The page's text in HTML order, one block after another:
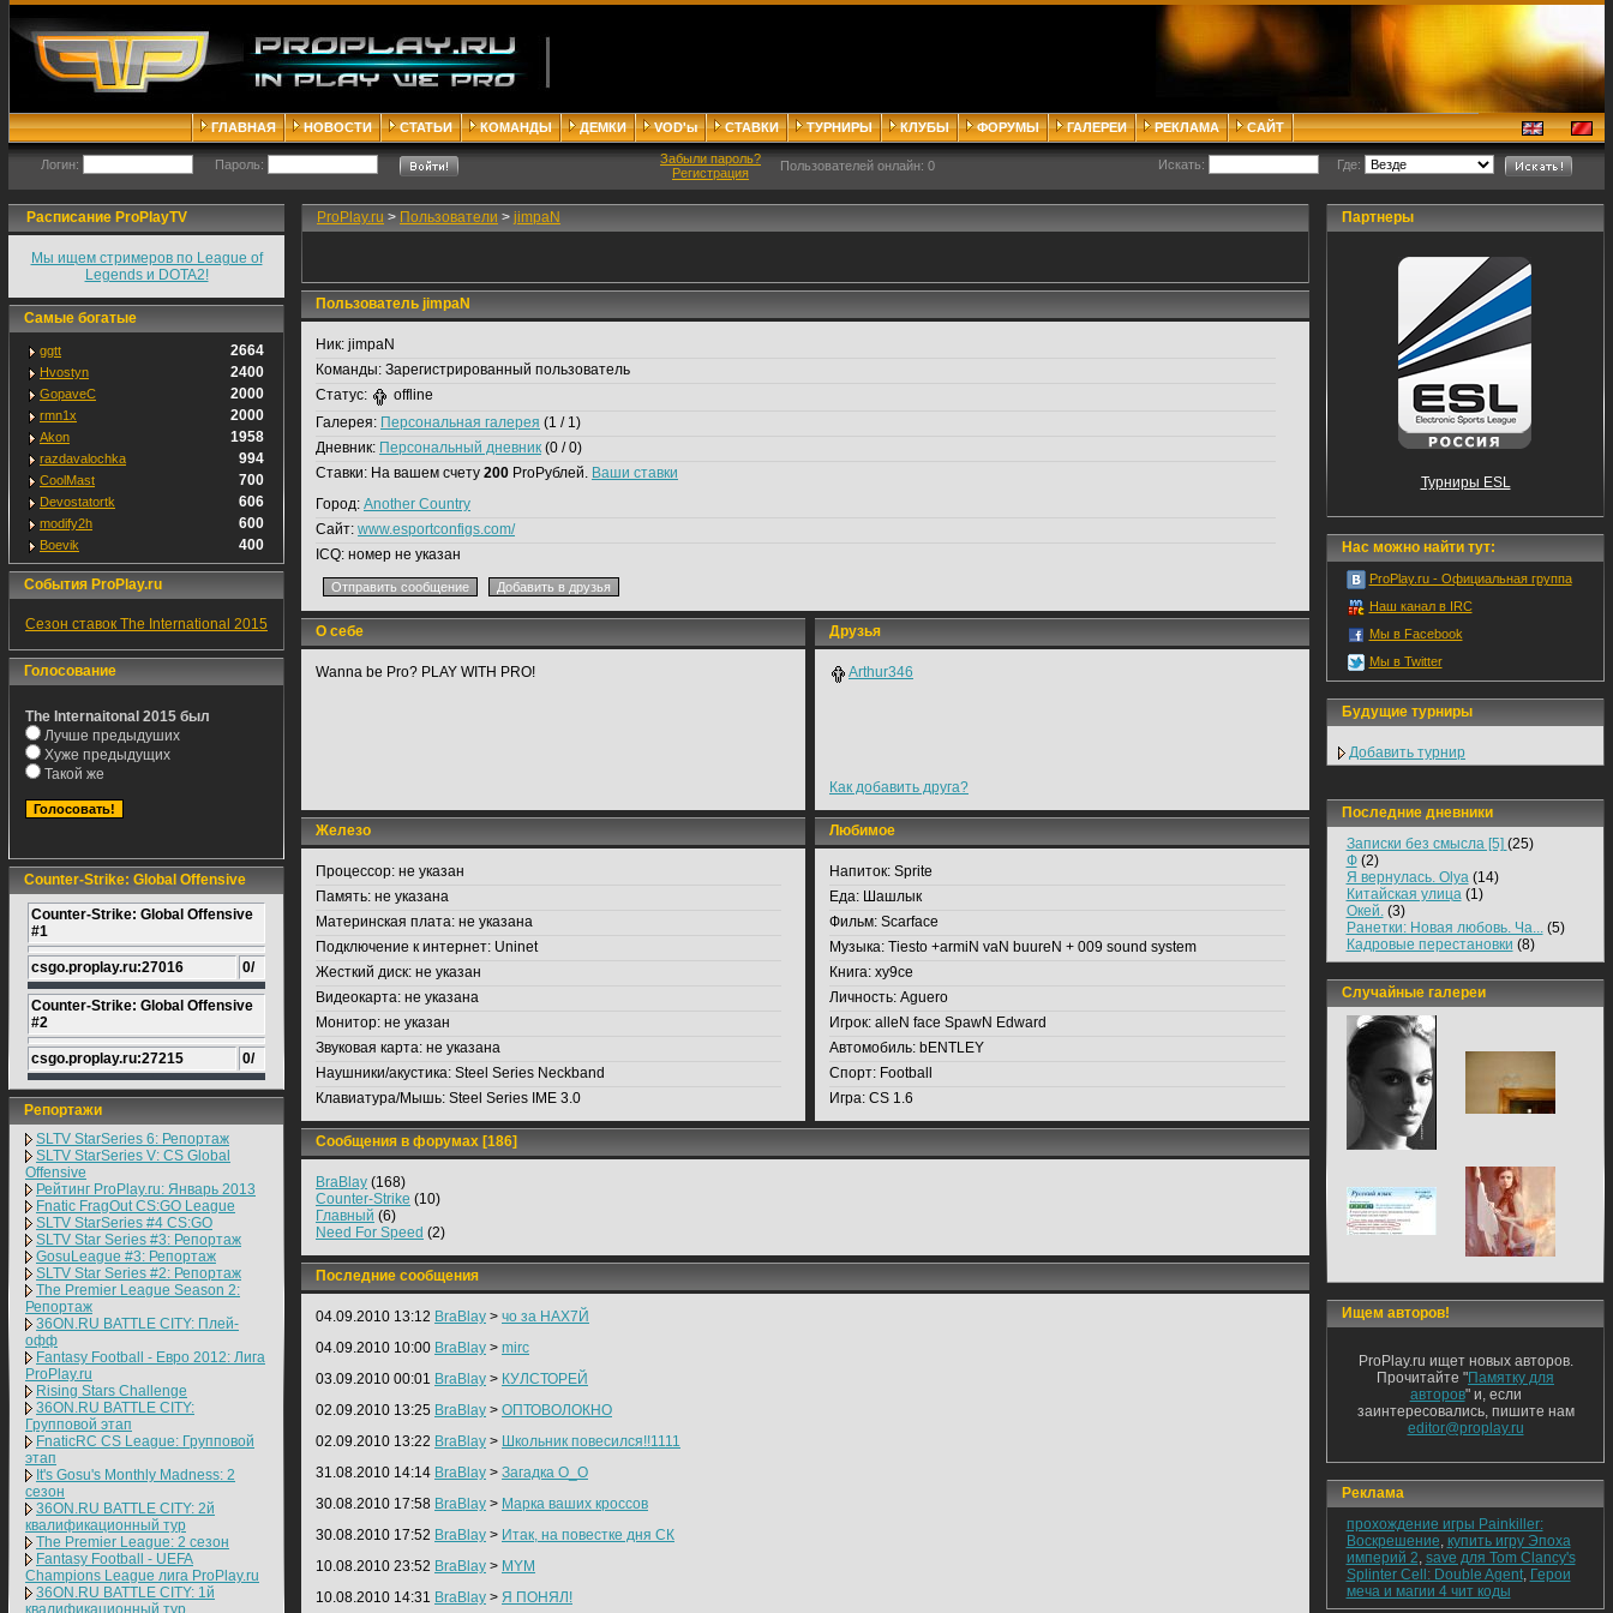
ГЛАВНАЯ НОВОСТИ СТАТЬИ КОМАНДЫ ДЕМКИ VOD'ы СТАВКИ ТУРНИРЫ КЛУБЫ ФОРУМЫ ГАЛЕРЕИ РЕКЛАМА САЙТ
Логин: Пароль:
Забыли пароль?
Регистрация
Пользователей онлайн: 0 Искать: Где:
Расписание ProPlayTV
Мы ищем стримеров по League of
Legends и DOTA2!
Самые богатые
ggtt 2664
Hvostyn 2400
GopaveC 2000
rmn1x 2000
Akon 1958
razdavalochka 994
CoolMast 700
Devostatortk 606
modify2h 600
Boevik 400
События ProPlay.ru
Сезон ставок The International 2015
Голосование
The Internaitonal 2015 был
Лучше предыдуших
Хуже предыдущих
Такой же
Counter-Strike: Global Offensive
Counter-Strike: Global Offensive
#1
csgo.proplay.ru:27016 0/
Counter-Strike: Global Offensive
#2
csgo.proplay.ru:27215 0/
Репортажи
SLTV StarSeries 6: Репортаж
SLTV StarSeries V: CS Global
Offensive
Рейтинг ProPlay.ru: Январь 2013
Fnatic FragOut CS:GO League
SLTV StarSeries #4 CS:GO
SLTV Star Series #3: Репортаж
GosuLeague #3: Репортаж
SLTV Star Series #2: Репортаж
The Premier League Season 2:
Репортаж
36ON.RU BATTLE CITY: Плей-
офф
Fantasy Football - Евро 2012: Лига
ProPlay.ru
Rising Stars Challenge
36ON.RU BATTLE CITY:
Групповой этап
FnaticRC CS League: Групповой
этап
It's Gosu's Monthly Madness: 2
сезон
36ON.RU BATTLE CITY: 2й
квалификационный тур
The Premier League: 2 cезон
Fantasy Football - UEFA
Champions League лига ProPlay.ru
36ON.RU BATTLE CITY: 1й
квалификационный тур
ProPlay.ru > Пользователи > jimpaN
Пользователь jimpaN
Ник: jimpaN
Команды: Зарегистрированный пользователь
Статус:
offline
Галерея: Персональная галерея (1 / 1)
Дневник: Персональный дневник (0 / 0)
Ставки: На вашем счету 200 ProРублей. Ваши ставки
Город: Another Country
Сайт: www.esportconfigs.com/
ICQ: номер не указан
О себе
Wanna be Pro? PLAY WITH PRO!
Друзья
Arthur346
Как добавить друга?
Железо
Процессор: не указан
Память: не указана
Материнская плата: не указана
Подключение к интернет: Uninet
Жесткий диск: не указан
Видеокарта: не указана
Монитор: не указан
Звуковая карта: не указана
Наушники/акустика: Steel Series Neckband
Клавиатура/Мышь: Steel Series IME 3.0
Любимое
Напиток: Sprite
Еда: Шашлык
Фильм: Scarface
Музыка: Tiesto +armiN vaN buureN + 009 sound system
Книга: xy9ce
Личность: Aguero
Игрок: alleN face SpawN Edward
Автомобиль: bENTLEY
Спорт: Football
Игра: CS 1.6
Сообщения в форумах [186]
BraBlay (168)
Counter-Strike (10)
Главный (6)
Need For Speed (2)
Последние сообщения
04.09.2010 13:12 BraBlay > чо за НАХ7Й
04.09.2010 10:00 BraBlay > mirc
03.09.2010 00:01 BraBlay > КУЛСТОРЕЙ
02.09.2010 13:25 BraBlay > ОПТОВОЛОКНО
02.09.2010 13:22 BraBlay > Школьник повесился!!1111
31.08.2010 14:14 BraBlay > Загадка О_О
30.08.2010 17:58 BraBlay > Марка ваших кроссов
30.08.2010 17:52 BraBlay > Итак, на повестке дня СК
10.08.2010 23:52 BraBlay > MYM
10.08.2010 14:31 BraBlay > Я ПОНЯЛ!
Партнеры
Турниры ESL
Нас можно найти тут:
ProPlay.ru - Официальная группа
Наш канал в IRC
Мы в Facebook
Мы в Twitter
Будущие турниры
Добавить турнир
Последние дневники
Записки без смысла [5] (25)
Ф(2)
Я вернулась. Olya(14)
Китайская улица(1)
Окей.(3)
Ранетки: Новая любовь. Ча...(5)
Кадровые перестановки (8)
Случайные галереи
Ищем авторов!
ProPlay.ru ищет новых авторов.
Прочитайте "Памятку для
авторов" и, если
заинтересовались, пишите нам
editor@proplay.ru
Реклама
прохождение игры Painkiller:
Воскрешение, купить игру Эпоха
империй 2, save для Tom Clancy's
Splinter Cell: Double Agent, Герои
меча и магии 4 чит коды